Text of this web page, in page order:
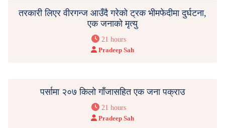
तरकारी लिएर वीरगन्ज आउँदै गरेको ट्रक भीमफेदीमा दुर्घटना,
एक जनाको मृत्यु
21 hours
Pradeep Sah
पर्सामा २०७ किलो गाँजासहित एक जना पक्राउ
21 hours
Pradeep Sah